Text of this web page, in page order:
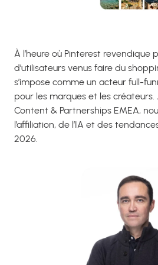
À l’heure où Pinterest revendique
d’utilisateurs venus faire du
s’impose comme un acteur full-
pour les marques et les
Content & Partnerships EMEA,
l’affiliation, de l’IA et des
2026.